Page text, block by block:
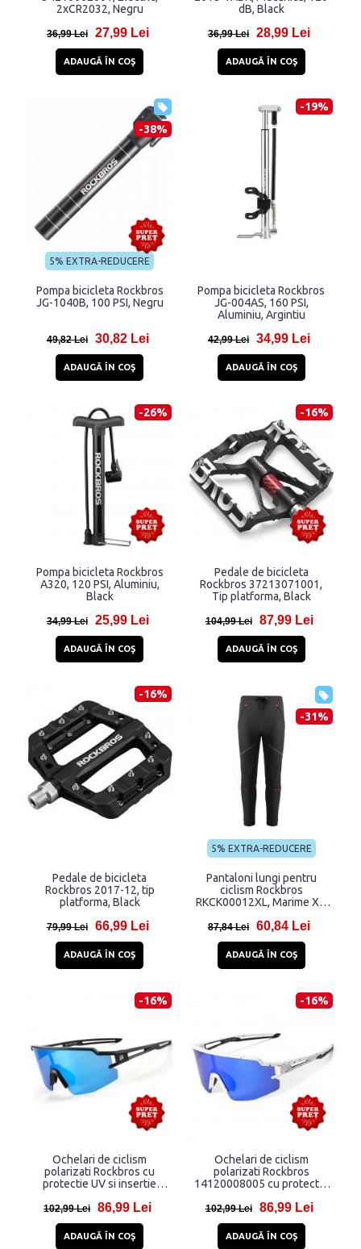
2xCR2032, Negru
36,99 Lei 27,99 Lei
ADAUGĂ ÎN COŞ
dB, Black
36,99 Lei 28,99 Lei
ADAUGĂ ÎN COŞ
-38%
5% EXTRA-REDUCERE
Pompa bicicleta Rockbros
JG-1040B, 100 PSI, Negru
49,82 Lei 30,82 Lei
ADAUGĂ ÎN COŞ
-19%
Pompa bicicleta Rockbros
JG-004AS, 160 PSI,
Aluminiu, Argintiu
42,99 Lei 34,99 Lei
ADAUGĂ ÎN COŞ
-26%
Pompa bicicleta Rockbros
A320, 120 PSI, Aluminiu,
Black
34,99 Lei 25,99 Lei
ADAUGĂ ÎN COŞ
-16%
Pedale de bicicleta
Rockbros 37213071001,
Tip platforma, Black
104,99 Lei 87,99 Lei
ADAUGĂ ÎN COŞ
-16%
Pedale de bicicleta
Rockbros 2017-12, tip
platforma, Black
79,99 Lei 66,99 Lei
ADAUGĂ ÎN COŞ
-31%
5% EXTRA-REDUCERE
Pantaloni lungi pentru
ciclism Rockbros
RKCK00012XL, Marime XL,
87,84 Lei 60,84 Lei
ADAUGĂ ÎN COŞ
-16%
Ochelari de ciclism
polarizati Rockbros cu
protectie UV si insertie
102,99 Lei 86,99 Lei
ADAUGĂ ÎN COŞ
-16%
Ochelari de ciclism
polarizati Rockbros
14120008005 cu protectie
102,99 Lei 86,99 Lei
ADAUGĂ ÎN COŞ